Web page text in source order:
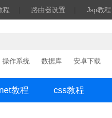
程 路由器设置 Jsp教程
操作系统 数据库 安卓下载
教程 css教程